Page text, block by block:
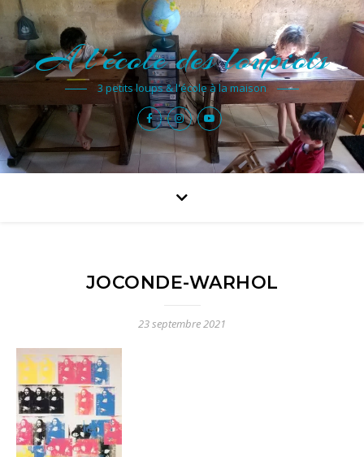
A l'école des loupiots
3 petits loups & l'école à la maison
JOCONDE-WARHOL
23 septembre 2021